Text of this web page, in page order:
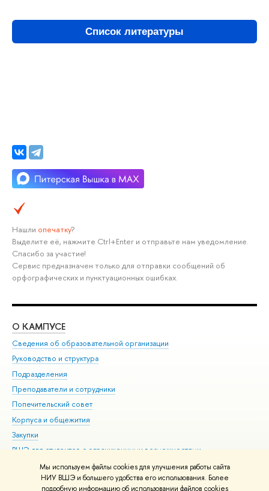
Мы используем файлы cookies для улучшения работы сайта
НИУ ВШЭ и большего удобства его использования. Более
подробную информацию об использовании файлов cookies
Список литературы
Нашли опечатку?
Выделите её, нажмите Ctrl+Enter и отправьте нам уведомление.
Спасибо за участие!
Сервис предназначен только для отправки сообщений об
орфографических и пунктуационных ошибках.
О КАМПУСЕ
Сведения об образовательной организации
Руководство и структура
Подразделения
Преподаватели и сотрудники
Попечительский совет
Корпуса и общежития
Закупки
ВШЭ для студентов с ограниченными возможностями
здоровья и инвалидностью
Версия для слабовидящих